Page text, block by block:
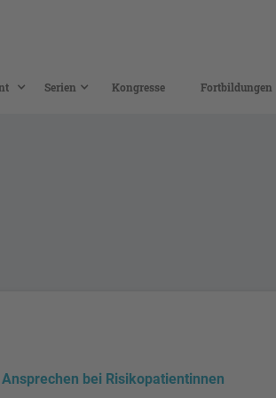
Serien Kongresse Fortbildungen
bei Risikopatientinnen